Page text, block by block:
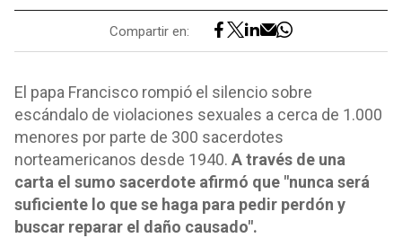
Compartir en:
El papa Francisco rompió el silencio sobre
escándalo de violaciones sexuales a cerca de 1.000
menores por parte de 300 sacerdotes
norteamericanos desde 1940. A través de una
carta el sumo sacerdote afirmó que "nunca será
suficiente lo que se haga para pedir perdón y
buscar reparar el daño causado".